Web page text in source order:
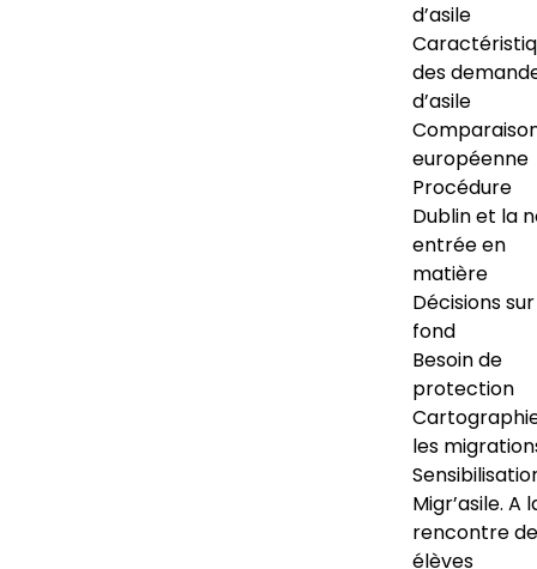
d’asile
des
d’asile
européenne
Procédure
Dublin et la
entrée en
matière
Décisions
fond
Besoin de
protection
les
Migr’asile. A
rencontre
élèves